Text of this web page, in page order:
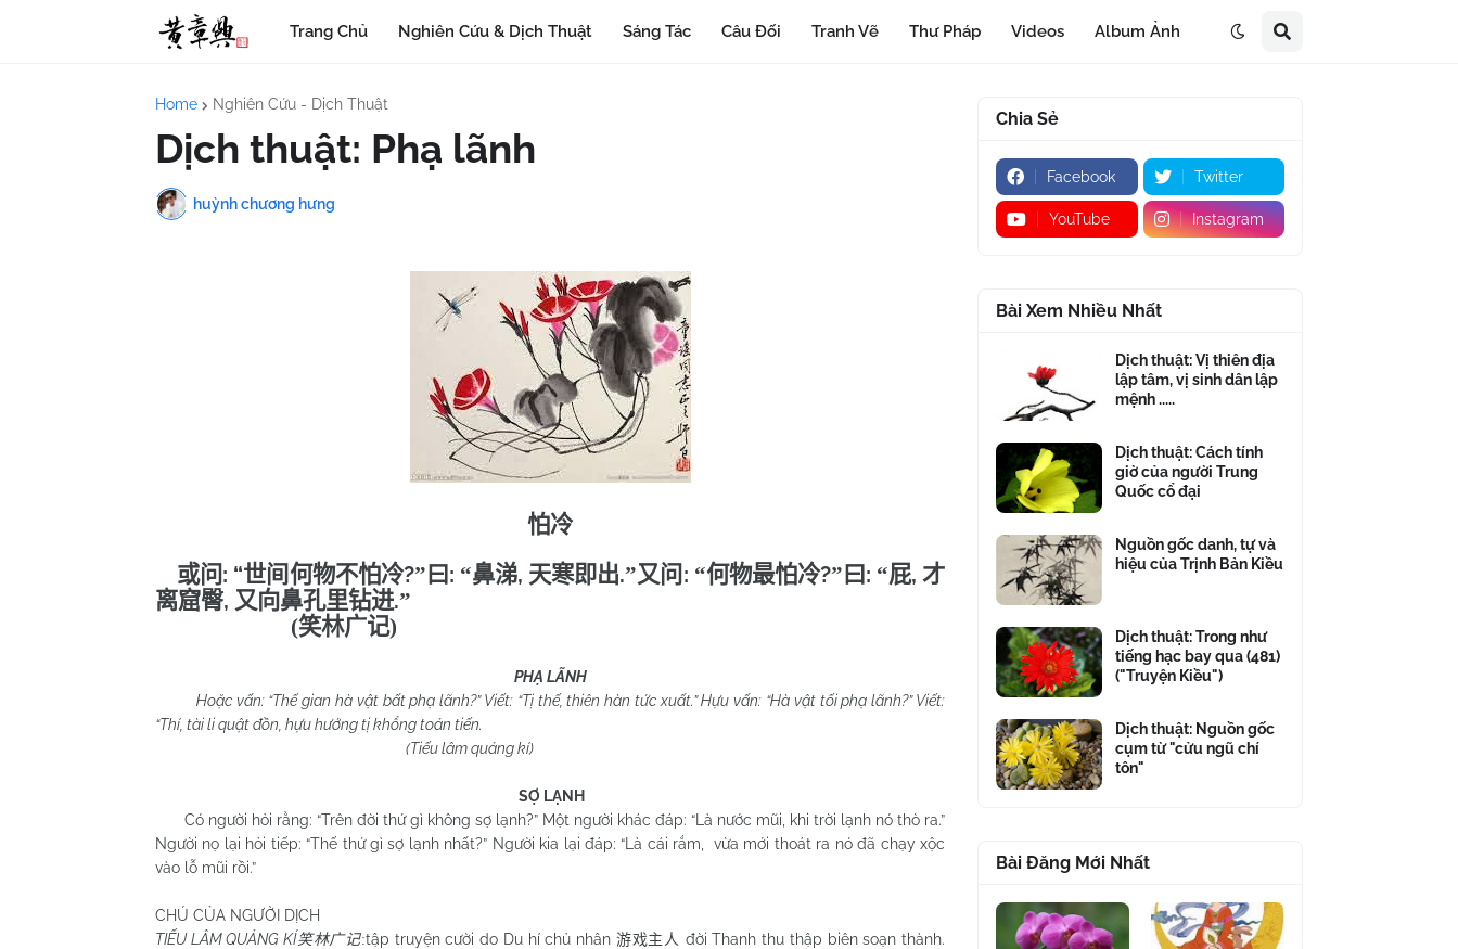
Trang Chủ Nghiên Cứu & Dịch Thuật Sáng Tác Câu Đối Tranh Vẽ Thư Pháp Videos Album Ảnh
Home Nghiên Cứu - Dịch Thuật
Dịch thuật: Phạ lãnh
huỳnh chương hưng
怕冷
或问: “世间何物不怕冷?” 曰 : “鼻涕, 天寒即出.”又问 : “何物最怕冷?” 曰 : “屁,才
离窟臀, 又向鼻孔里钻进.”
(笑林广记)
PHẠ LÃNH
Hoặc vấn: “Thế gian hà vật bất phạ lãnh?” Viết: “Tị thế, thiên hàn tức xuất.” Hựu vấn: “Hà vật tối phạ lãnh?” Viết:
“Thí, tài li quật đồn, hựu hướng tị khổng toản tiến.
(Tiếu lâm quảng kí)
SỢ LẠNH
Có người hỏi rằng: “Trên đời thứ gì không sợ lạnh?” Một người khác đáp: “Là nước mũi, khi trời lạnh nó thò ra.”
Người nọ lại hỏi tiếp: “Thế thứ gì sợ lạnh nhất?” Người kia lại đáp: “Là cái rắm, vừa mới thoát ra nó đã chạy xộc
vào lỗ mũi rồi.”
CHÚ CỦA NGƯỜI DỊCH
TIẾU LÂM QUẢNG KÍ笑林广记:tập truyện cười do Du hí chủ nhân 游戏主人 đời Thanh thu thập biên soạn thành.
Chia Sẻ
Facebook Twitter
YouTube Instagram
Bài Xem Nhiều Nhất
Dịch thuật: Vị thiên địa
lập tâm, vị sinh dân lập
mệnh .....
Dịch thuật: Cách tính
giờ của người Trung
Quốc cổ đại
Nguồn gốc danh, tự và
hiệu của Trịnh Bản Kiều
Dịch thuật: Trong như
tiếng hạc bay qua (481)
("Truyện Kiều")
Dịch thuật: Nguồn gốc
cụm từ "cửu ngũ chí
tôn"
Bài Đăng Mới Nhất